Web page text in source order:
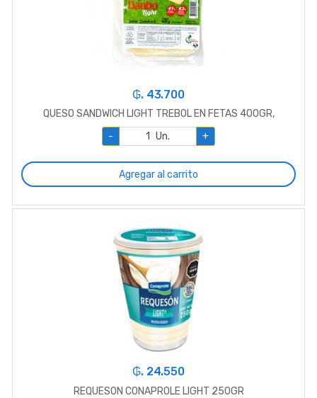
₲. 43.700
QUESO SANDWICH LIGHT TREBOL EN FETAS 400GR,
-
Un. +
Agregar al carrito
₲. 24.550
REQUESON CONAPROLE LIGHT 250GR